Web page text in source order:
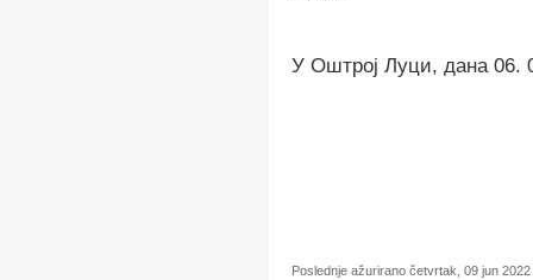
У Оштрој Луци, дана 06.
Poslednje ažurirano četvrtak, 09 jun 2022